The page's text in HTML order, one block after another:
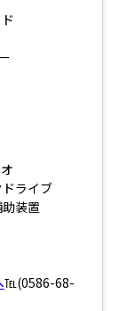
ライブ
装置
℡(0586-68-